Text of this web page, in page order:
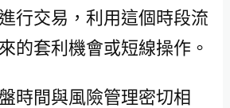
行交易，利用這個時段流
的套利機會或短線操作。
時間與風險管理密切相